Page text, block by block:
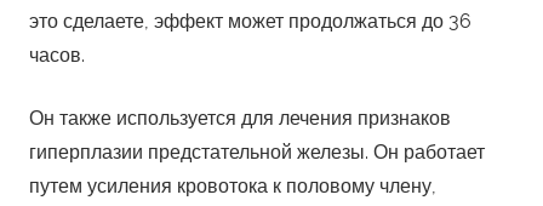
это сделаете, эффект может продолжаться до 36
часов.
Он также используется для лечения признаков
гиперплазии предстательной железы. Он работает
путем усиления кровотока к половому члену,